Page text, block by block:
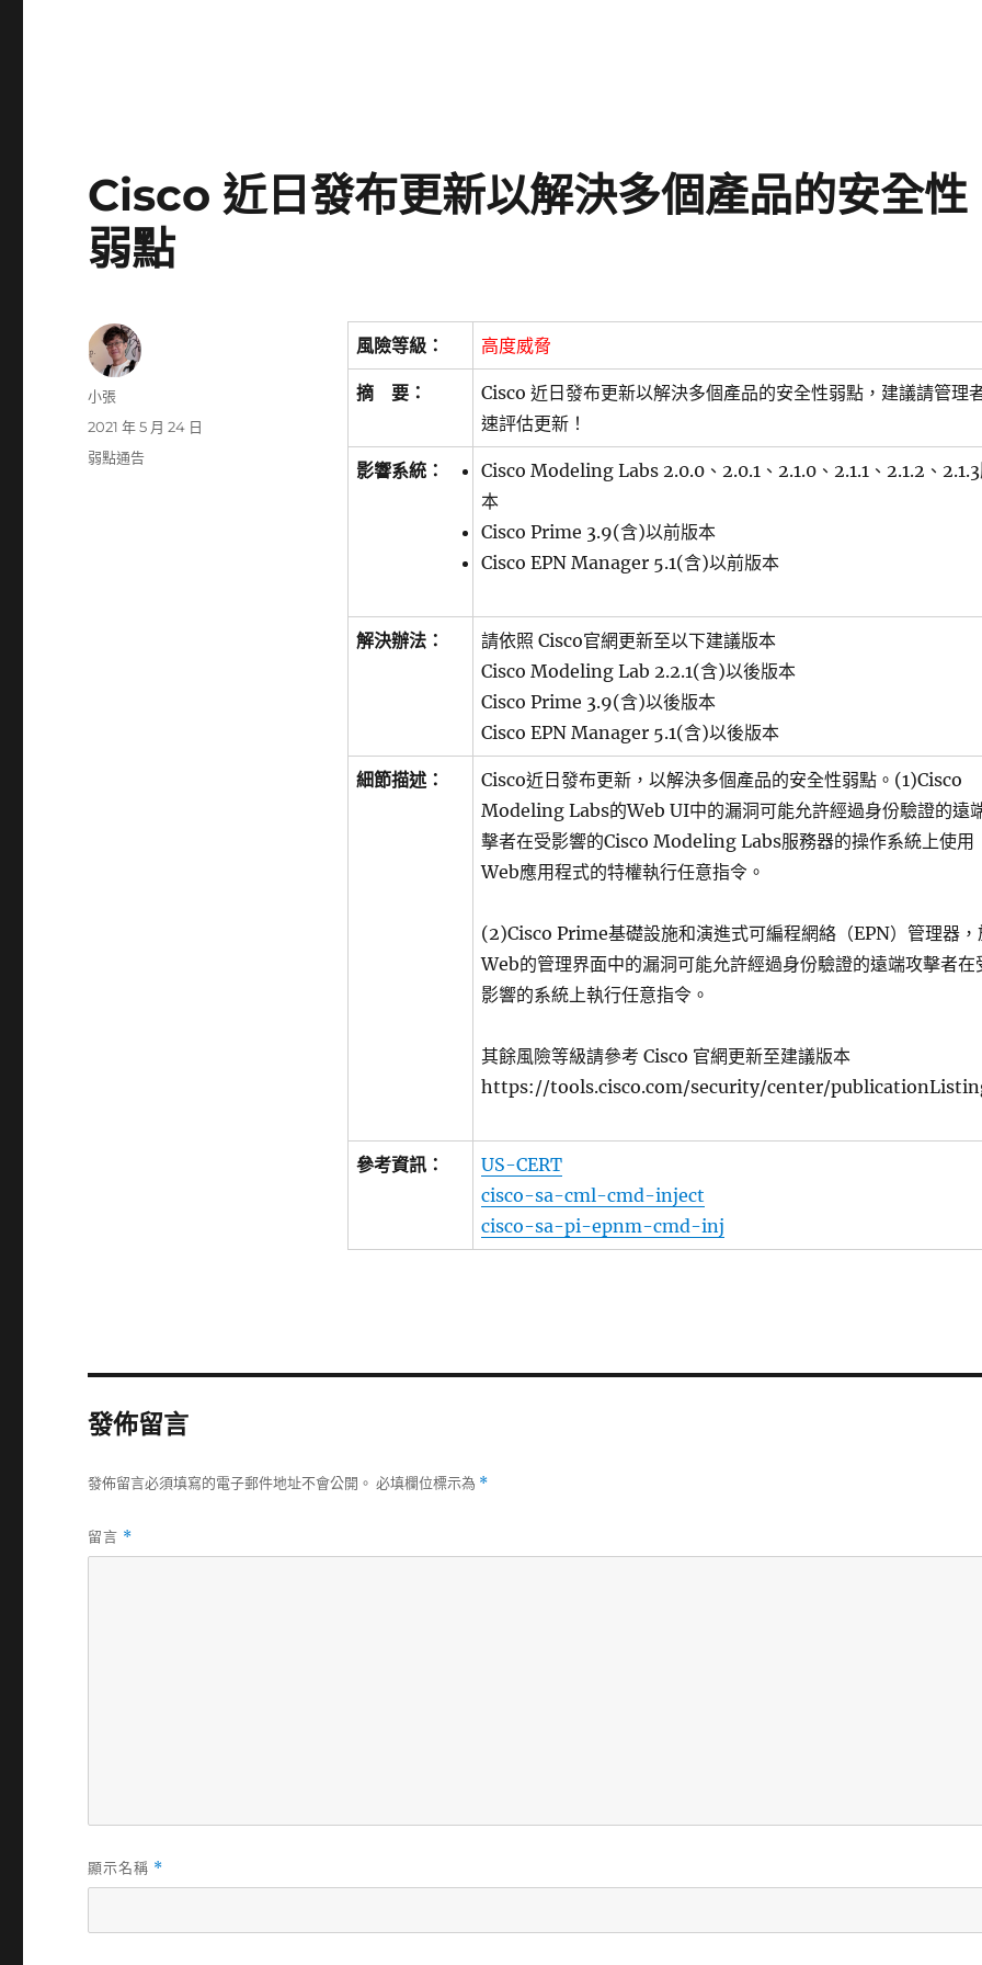
Cisco 近日發布更新以解決多個產品的安全性
弱點
風險等級： 高度威脅
摘 要：
Cisco 近日發布更新以解決多個產品的安全性弱點，建議請管理
速評估更新！
影響系統：
Cisco Modeling Labs 2.0.0、2.0.1、2.1.0、2.1.1、2.1.2、
本
Cisco Prime 3.9(含)以前版本
Cisco EPN Manager 5.1(含)以前版本
解決辦法：
請依照 Cisco官網更新至以下建議版本
Cisco Modeling Lab 2.2.1(含)以後版本
Cisco Prime 3.9(含)以後版本
Cisco EPN Manager 5.1(含)以後版本
細節描述：
Cisco近日發布更新，以解決多個產品的安全性弱點。(1)Cisco
Modeling Labs的Web UI中的漏洞可能允許經過身份驗證的遠
擊者在受影響的Cisco Modeling Labs服務器的操作系統上使用
Web應用程式的特權執行任意指令。
(2)Cisco Prime基礎設施和演進式可編程網絡（EPN）管理器，
Web的管理界面中的漏洞可能允許經過身份驗證的遠端攻擊者在
影響的系統上執行任意指令。
其餘風險等級請參考 Cisco 官網更新至建議版本
https://tools.cisco.com/security/center/
參考資訊：
US-CERT
cisco-sa-cml-cmd-inject
cisco-sa-pi-epnm-cmd-inj
作
小張
發
佈
2021 年 5 月 24 日
分
弱點通告
發佈留言
發佈留言必須填寫的電子郵件地址不會公開。 必填欄位標示為 *
留言 *
顯示名稱 *